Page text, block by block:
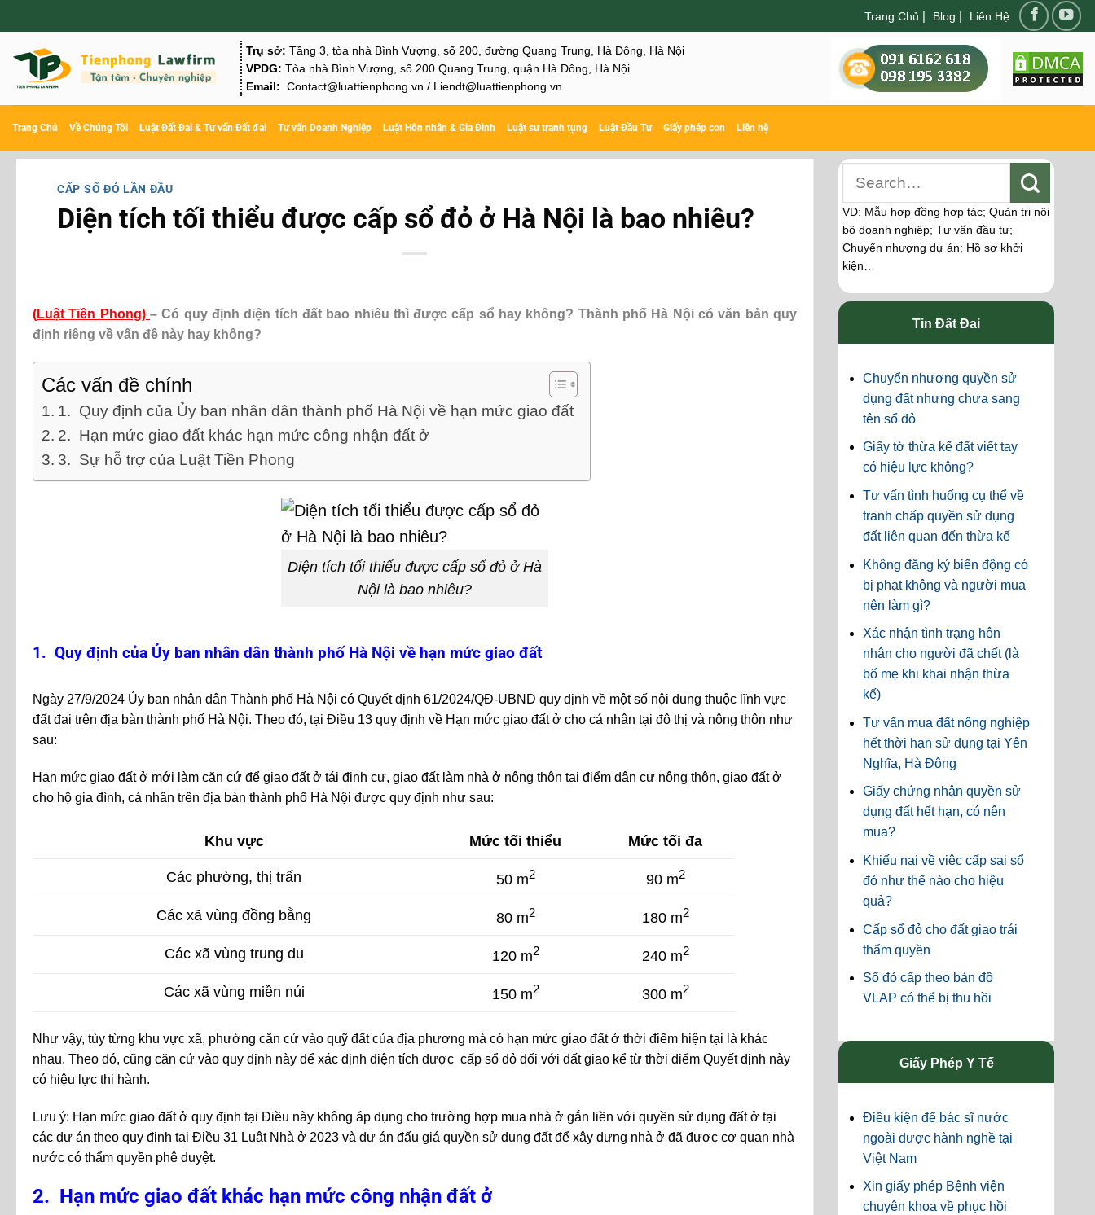
nội
dung
Trang Chủ | Blog | Liên Hệ
Trụ sở: Tầng 3, tòa nhà Bình Vượng, số 200, đường Quang Trung, Hà Đông, Hà Nội
VPDG: Tòa nhà Bình Vượng, số 200 Quang Trung, quận Hà Đông, Hà Nội
Email: Contact@luattienphong.vn / Liendt@luattienphong.vn
Trang Chủ Về Chúng Tôi Luật Đất Đai & Tư vấn Đất đai Tư vấn Doanh Nghiệp Luật Hôn nhân & Gia Đình Luật sư tranh tụng Luật Đầu Tư Giấy phép con Liên hệ
CẤP SỔ ĐỎ LẦN ĐẦU
Diện tích tối thiểu được cấp sổ đỏ ở Hà Nội là bao nhiêu?
(Luật Tiền Phong) – Có quy định diện tích đất bao nhiêu thì được cấp sổ hay không? Thành phố Hà Nội có văn bản quy
định riêng về vấn đề này hay không?
Các vấn đề chính
1. Quy định của Ủy ban nhân dân thành phố Hà Nội về hạn mức giao đất
2. Hạn mức giao đất khác hạn mức công nhận đất ở
3. Sự hỗ trợ của Luật Tiền Phong
Diện tích tối thiểu được cấp sổ đỏ ở Hà
Nội là bao nhiêu?
1. Quy định của Ủy ban nhân dân thành phố Hà Nội về hạn mức giao đất
Ngày 27/9/2024 Ủy ban nhân dân Thành phố Hà Nội có Quyết định 61/2024/QĐ-UBND quy định về một số nội dung thuộc lĩnh vực
đất đai trên địa bàn thành phố Hà Nội. Theo đó, tại Điều 13 quy định về Hạn mức giao đất ở cho cá nhân tại đô thị và nông thôn như
sau:
Hạn mức giao đất ở mới làm căn cứ để giao đất ở tái định cư, giao đất làm nhà ở nông thôn tại điểm dân cư nông thôn, giao đất ở
cho hộ gia đình, cá nhân trên địa bàn thành phố Hà Nội được quy định như sau:
Khu vực Mức tối thiểu Mức tối đa
Các phường, thị trấn 50 m2 90 m2
Các xã vùng đồng bằng 80 m2 180 m2
Các xã vùng trung du 120 m2 240 m2
Các xã vùng miền núi 150 m2 300 m2
Như vậy, tùy từng khu vực xã, phường căn cứ vào quỹ đất của địa phương mà có hạn mức giao đất ở thời điểm hiện tại là khác
nhau. Theo đó, cũng căn cứ vào quy định này để xác định diện tích được cấp sổ đỏ đối với đất giao kể từ thời điểm Quyết định này
có hiệu lực thi hành.
Lưu ý: Hạn mức giao đất ở quy định tại Điều này không áp dụng cho trường hợp mua nhà ở gắn liền với quyền sử dụng đất ở tại
các dự án theo quy định tại Điều 31 Luật Nhà ở 2023 và dự án đấu giá quyền sử dụng đất để xây dựng nhà ở đã được cơ quan nhà
nước có thẩm quyền phê duyệt.
2. Hạn mức giao đất khác hạn mức công nhận đất ở
VD: Mẫu hợp đồng hợp tác; Quản trị nội
bộ doanh nghiệp; Tư vấn đầu tư;
Chuyển nhượng dự án; Hồ sơ khởi
kiện…
Tin Đất Đai
Chuyển nhượng quyền sử
dụng đất nhưng chưa sang
tên sổ đỏ
Giấy tờ thừa kế đất viết tay
có hiệu lực không?
Tư vấn tình huống cụ thể về
tranh chấp quyền sử dụng
đất liên quan đến thừa kế
Không đăng ký biến động có
bị phạt không và người mua
nên làm gì?
Xác nhận tình trạng hôn
nhân cho người đã chết (là
bố mẹ khi khai nhận thừa
kế)
Tư vấn mua đất nông nghiệp
hết thời hạn sử dụng tại Yên
Nghĩa, Hà Đông
Giấy chứng nhận quyền sử
dụng đất hết hạn, có nên
mua?
Khiếu nại về việc cấp sai sổ
đỏ như thế nào cho hiệu
quả?
Cấp sổ đỏ cho đất giao trái
thẩm quyền
Sổ đỏ cấp theo bản đồ
VLAP có thể bị thu hồi
Giấy Phép Y Tế
Điều kiện để bác sĩ nước
ngoài được hành nghề tại
Việt Nam
Xin giấy phép Bệnh viện
chuyên khoa về phục hồi